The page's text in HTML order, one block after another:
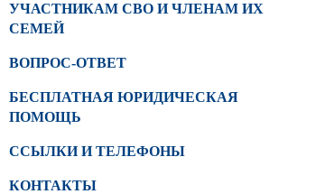
УЧАСТНИКАМ СВО И ЧЛЕНАМ ИХ
СЕМЕЙ
ВОПРОС-ОТВЕТ
БЕСПЛАТНАЯ ЮРИДИЧЕСКАЯ
ПОМОЩЬ
ССЫЛКИ И ТЕЛЕФОНЫ
КОНТАКТЫ